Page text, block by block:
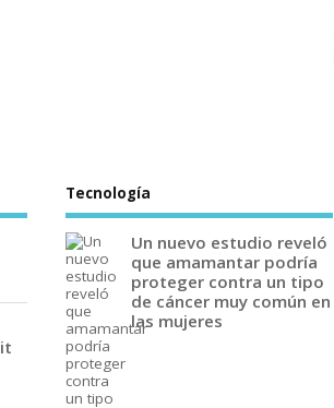
Tecnología
Un nuevo estudio reveló
que amamantar podría
proteger contra un tipo
de cáncer muy común en
las mujeres